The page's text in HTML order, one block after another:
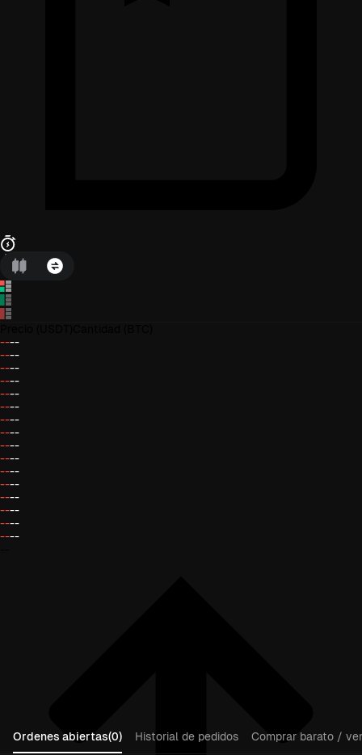
----
----
----
----
----
----
----
----
----
----
----
----
----
----
----
----
Ordenes abiertas(0) Historial de pedidos
Comprar barato /